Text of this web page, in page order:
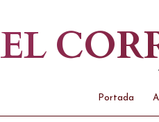
EL
Portada